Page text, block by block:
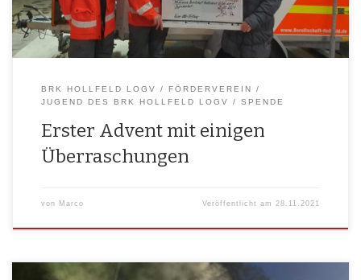
BRK HOLLFELD LOGV
FÖRDERVEREIN
JUGEND DES BRK HOLLFELD LOGV
SPENDE
Erster Advent mit einigen
Überraschungen
von Marco Veröffentlicht am28.11.2021